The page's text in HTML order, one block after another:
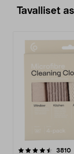
puhdistusharja.
Tavalliset
3810
4.5viidestä